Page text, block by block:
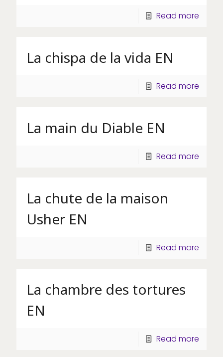
Read more
La chispa de la vida EN
Read more
La main du Diable EN
Read more
La chute de la maison
Usher EN
Read more
La chambre des tortures
EN
Read more